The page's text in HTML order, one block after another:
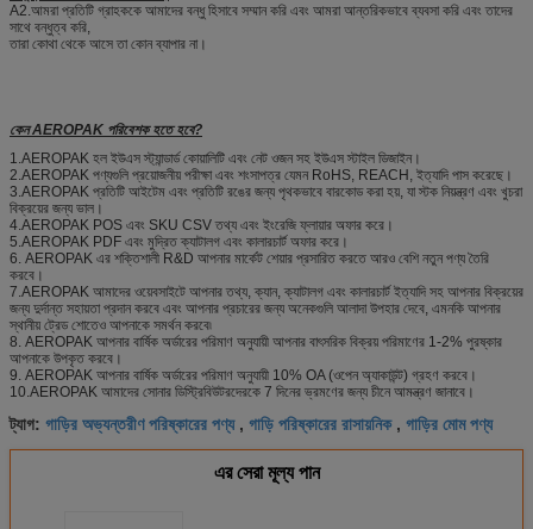
A2.আমরা প্রতিটি গ্রাহককে আমাদের বন্ধু হিসাবে সম্মান করি এবং আমরা আন্তরিকভাবে ব্যবসা করি এবং তাদের
সাথে বন্ধুত্ব করি,
তারা কোথা থেকে আসে তা কোন ব্যাপার না।
কেন AEROPAK পরিবেশক হতে হবে?
1.AEROPAK হল ইউএস স্ট্যান্ডার্ড কোয়ালিটি এবং নেট ওজন সহ ইউএস স্টাইল ডিজাইন।
2.AEROPAK পণ্যগুলি প্রয়োজনীয় পরীক্ষা এবং শংসাপত্র যেমন RoHS, REACH, ইত্যাদি পাস করেছে।
3.AEROPAK প্রতিটি আইটেম এবং প্রতিটি রঙের জন্য পৃথকভাবে বারকোড করা হয়, যা স্টক নিয়ন্ত্রণ এবং খুচরা
বিক্রয়ের জন্য ভাল।
4.AEROPAK POS এবং SKU CSV তথ্য এবং ইংরেজি ফ্লায়ার অফার করে।
5.AEROPAK PDF এবং মুদ্রিত ক্যাটালগ এবং কালারচার্ট অফার করে।
6. AEROPAK এর শক্তিশালী R&D আপনার মার্কেট শেয়ার প্রসারিত করতে আরও বেশি নতুন পণ্য তৈরি
করবে।
7.AEROPAK আমাদের ওয়েবসাইটে আপনার তথ্য, ক্যান, ক্যাটালগ এবং কালারচার্ট ইত্যাদি সহ আপনার বিক্রয়ের
জন্য দুর্দান্ত সহায়তা প্রদান করবে এবং আপনার প্রচারের জন্য অনেকগুলি আলাদা উপহার দেবে, এমনকি আপনার
স্থানীয় ট্রেড শোতেও আপনাকে সমর্থন করবে৷
8. AEROPAK আপনার বার্ষিক অর্ডারের পরিমাণ অনুযায়ী আপনার বাৎসরিক বিক্রয় পরিমাণের 1-2% পুরষ্কার
আপনাকে উপকৃত করবে।
9. AEROPAK আপনার বার্ষিক অর্ডারের পরিমাণ অনুযায়ী 10% OA (ওপেন অ্যাকাউন্ট) গ্রহণ করবে।
10.AEROPAK আমাদের সোনার ডিস্ট্রিবিউটরদেরকে 7 দিনের ভ্রমণের জন্য চীনে আমন্ত্রণ জানাবে।
ট্যাগ: গাড়ির অভ্যন্তরীণ পরিষ্কারের পণ্য, গাড়ি পরিষ্কারের রাসায়নিক, গাড়ির মোম পণ্য
এর সেরা মূল্য পান